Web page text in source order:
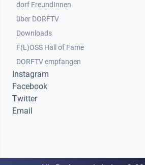
dorf FreundInnen
Footer 3
über DORFTV
Downloads
F(L)OSS Hall of Fame
Footer 4
DORFTV empfangen
Instagram
Facebook
Twitter
Email